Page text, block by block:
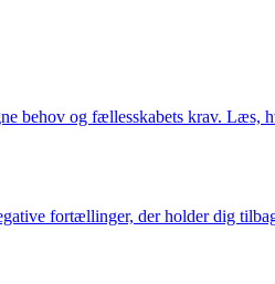
behov og fællesskabets krav. Læs,
fortællinger, der holder dig